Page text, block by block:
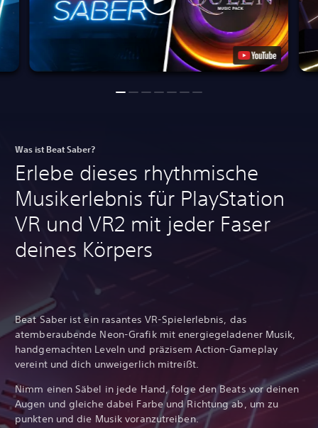
Was ist Beat Saber?
Erlebe dieses rhythmische
Musikerlebnis für PlayStation
VR und VR2 mit jeder Faser
deines Körpers
Beat Saber ist ein rasantes VR-Spielerlebnis, das
atemberaubende Neon-Grafik mit energiegeladener Musik,
handgemachten Leveln und präzisem Action-Gameplay
vereint und dich unweigerlich mitreißt.
Nimm einen Säbel in jede Hand, folge den Beats vor deinen
Augen und gleiche dabei Farbe und Richtung ab, um zu
punkten und die Musik voranzutreiben.